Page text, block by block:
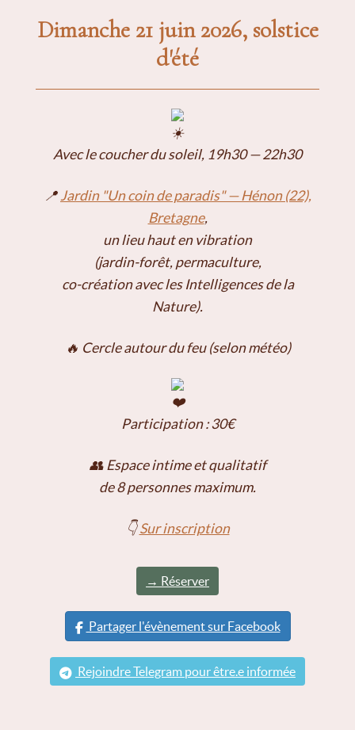
Dimanche 21 juin 2026, solstice
d'été
Avec le coucher du soleil, 19h30 — 22h30
📍Jardin "Un coin de paradis" — Hénon (22),
Bretagne,
un lieu haut en vibration
(jardin-forêt, permaculture,
co-création avec les Intelligences de la
Nature).
🔥 Cercle autour du feu (selon météo)
Participation : 30€
👥 Espace intime et qualitatif
de 8 personnes maximum.
👇Sur inscription
→ Réserver
Partager l'évènement sur Facebook
Rejoindre Telegram pour être.e informée